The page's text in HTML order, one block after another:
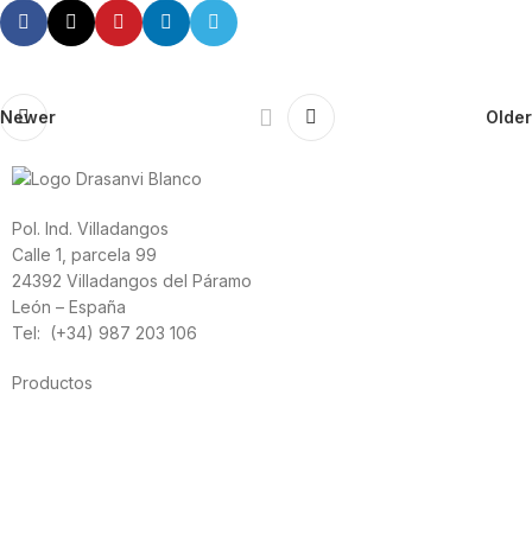
Newer Older
Pol. Ind. Villadangos
Calle 1, parcela 99
24392 Villadangos del Páramo
León – España
Tel: (+34) 987 203 106
Productos